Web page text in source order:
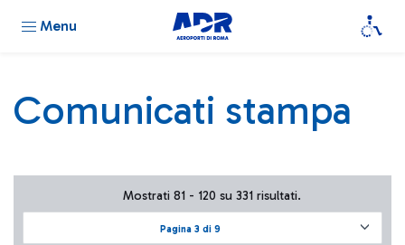
Menu
Comunicati stampa
Pagina 3 di 9
Mostrati 81 - 120 su 331 risultati.